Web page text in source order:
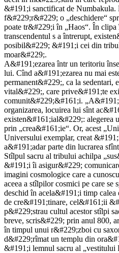
&#191;i sanctificat de Numbakula.
f&#229;r&#229; o „deschidere“
poate tr&#229;i în „Haos“. În clipa
transcendentul s a întrerupt,
posibil&#229; &#191;i cei din
moar&#229;.
A&#191;ezarea într un teritoriu
lui. Cînd a&#191;ezarea nu mai
permanent&#229;, ca la
vital&#229;, care prive&#191;te
comunit&#229;&#161;i.
organizarea, locuirea lui sînt
existen&#161;ial&#229;: alegerea
prin „crea&#161;ie“. Or, acest
Universului exemplar, creat
a&#191;adar parte din lucrarea
Stîlpul sacru al tribului achilpa
&#191;i îi asigur&#229;
imagini cosmologice care a
aceea a stîlpilor cosmici pe care
deschid în acela&#191;i timp
de cre&#191;tinare, cel&#161;ii
p&#229;strau cultul acestor stîlpi
breve, scris&#229; prin anul 800,
în timpul unui r&#229;zboi cu
d&#229;rîmat un templu din
&#191;i lemnul sacru al